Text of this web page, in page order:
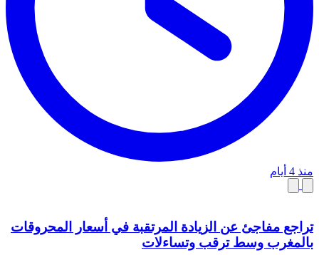
منذ 4 أيام
تراجع مفاجئ عن الزيادة المرتقبة في أسعار المحروقات
بالمغرب وسط ترقب وتساءلات